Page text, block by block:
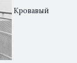
Кровавый